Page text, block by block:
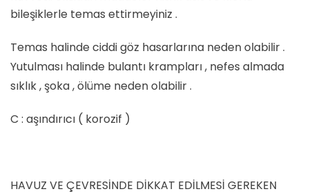
bileşiklerle temas ettirmeyiniz .
Temas halinde ciddi göz hasarlarına neden olabilir .
Yutulması halinde bulantı krampları , nefes almada
sıklık , şoka , ölüme neden olabilir .
C : aşındırıcı ( korozif )
HAVUZ VE ÇEVRESİNDE DİKKAT EDİLMESİ GEREKEN